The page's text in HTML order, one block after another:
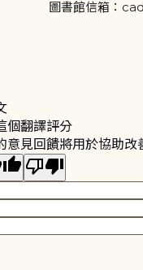
圖書館信箱：
個翻譯評分
意見回饋將用於協助